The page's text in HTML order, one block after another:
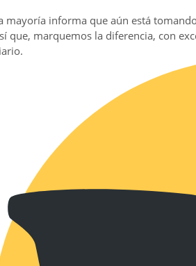
mayoría informa que aún está
que, marquemos la diferencia, con